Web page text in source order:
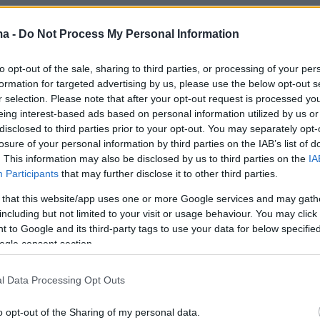
- Do Not Process My Personal Information
opt-out of the sale, sharing to third parties, or processing of your
for targeted advertising by us, please use the below opt-out
selection. Please note that after your opt-out request is processed
interest-based ads based on personal information utilized by us
to third parties prior to your opt-out. You may separately
of your personal information by third parties on the IAB’s list of
This information may also be disclosed by us to third parties on the
Participants that may further disclose it to other third parties.
that this website/app uses one or more Google services and may
but not limited to your visit or usage behaviour. You may
to Google and its third-party tags to use your data for below
consent section.
Data Processing Opt Outs
opt-out of the Sharing of my personal data.
από Αϊ-Βασίληδες το
της Αθήνας για το Santa Run,
έχει «ντυθεί» στα κόκκινα, με μικρούς και
συμμετέχουν σε μια γιορτή αθλητισμού, χαράς και
- Δούκας: «Πάνω από χίλιοι συμμετέχοντες, χρόνια
ρυθμίσεις στην Αθήνα
«43ου Αγώνα Δρόμου
4